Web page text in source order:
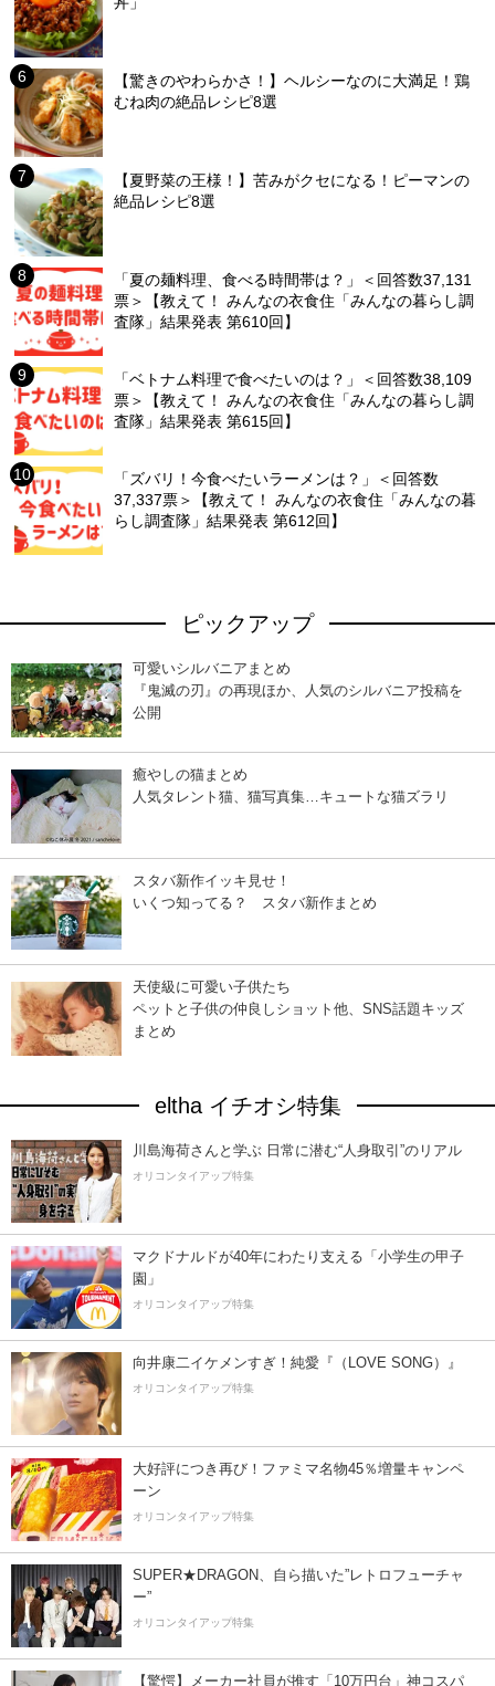
【驚きのやわらかさ！】ヘルシーなのに大満足！鶏
むね肉の絶品レシピ8選
【夏野菜の王様！】苦みがクセになる！ピーマンの
絶品レシピ8選
「夏の麺料理、食べる時間帯は？」＜回答数37,131
票＞【教えて！ みんなの衣食住「みんなの暮らし調
査隊」結果発表 第610回】
「ベトナム料理で食べたいのは？」＜回答数38,109
票＞【教えて！ みんなの衣食住「みんなの暮らし調
査隊」結果発表 第615回】
「ズバリ！今食べたいラーメンは？」＜回答数
37,337票＞【教えて！ みんなの衣食住「みんなの暮
らし調査隊」結果発表 第612回】
ピックアップ
可愛いシルバニアまとめ
『鬼滅の刃』の再現ほか、人気のシルバニア投稿を
公開
癒やしの猫まとめ
人気タレント猫、猫写真集…キュートな猫ズラリ
スタバ新作イッキ見せ！
いくつ知ってる？ スタバ新作まとめ
天使級に可愛い子供たち
ペットと子供の仲良しショット他、SNS話題キッズ
まとめ
eltha イチオシ特集
川島海荷さんと学ぶ 日常に潜む“人身取引”のリアル
オリコンタイアップ特集
マクドナルドが40年にわたり支える「小学生の甲子
園」
オリコンタイアップ特集
向井康二イケメンすぎ！純愛『（LOVE SONG）』
オリコンタイアップ特集
大好評につき再び！ファミマ名物45％増量キャンペ
ーン
オリコンタイアップ特集
SUPER★DRAGON、自ら描いた”レトロフューチャ
ー”
オリコンタイアップ特集
【驚愕】メーカー社員が推す「10万円台」神コスパ